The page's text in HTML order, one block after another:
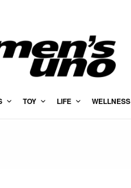
TOY LIFE WELLNESS